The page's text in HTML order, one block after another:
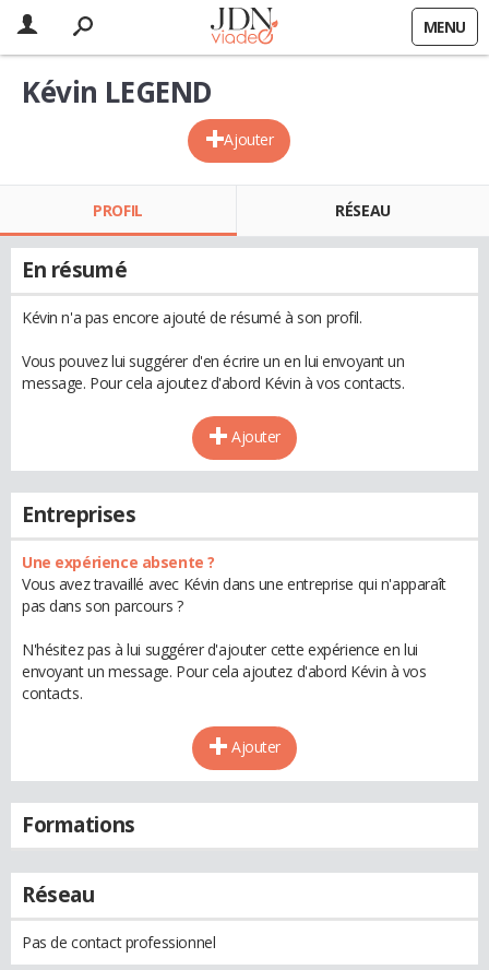
MENU
Ajouter
Kévin LEGEND
PROFIL RÉSEAU
En résumé
Kévin n'a pas encore ajouté de résumé à son profil.
Vous pouvez lui suggérer d'en écrire un en lui envoyant un
message. Pour cela ajoutez d'abord Kévin à vos contacts.
Ajouter
Entreprises
Une expérience absente ?
Vous avez travaillé avec Kévin dans une entreprise qui n'apparaît
pas dans son parcours ?
N'hésitez pas à lui suggérer d'ajouter cette expérience en lui
envoyant un message. Pour cela ajoutez d'abord Kévin à vos
contacts.
Ajouter
Formations
Réseau
Pas de contact professionnel